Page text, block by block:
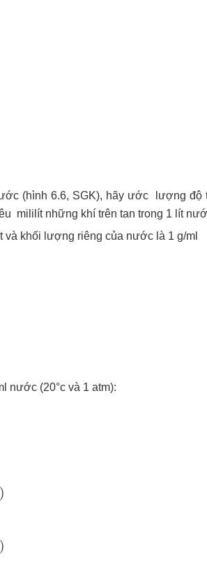
(hình 6.6, SGK), hãy ước lượng độ
mililít những khí trên tan trong 1 lít
và khối lượng riêng của nước là 1 g/ml
nước (20°c và 1 atm):
)
)